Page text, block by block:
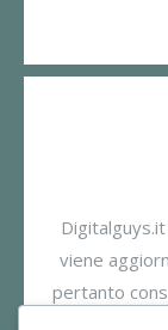
viene
pertanto